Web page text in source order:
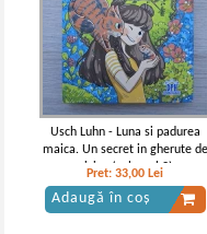
Usch Luhn - Luna si padurea
maica. Un secret in gherute de
pisica (volumul 2)
Pret:33,00 Lei
Adaugă în coș